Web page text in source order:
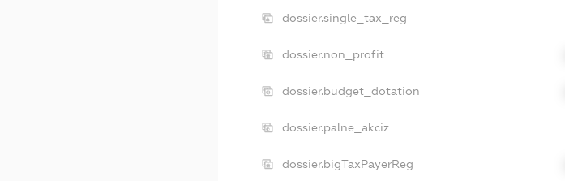
dossier.single_tax_reg
dossier.non_profit
dossier.budget_dotation
dossier.palne_akciz
dossier.bigTaxPayerReg